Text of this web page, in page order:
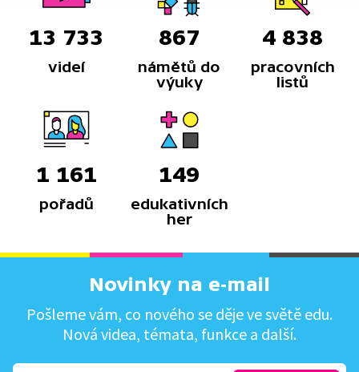
13 733
videí
867
námětů do
výuky
4 838
pracovních
listů
1 161
pořadů
149
edukativních
her
Novinky na e-mail
Pošleme vám, co nového se děje ve světě edu.
Nová videa, témata, funkce a další.